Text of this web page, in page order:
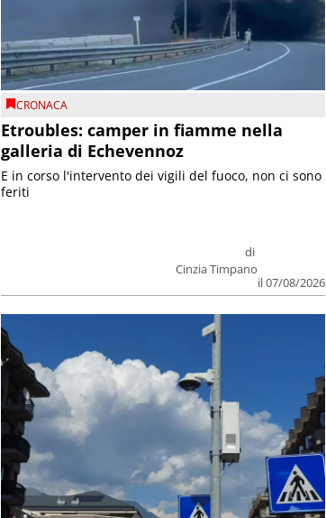
CRONACA
Etroubles: camper in fiamme nella
galleria di Echevennoz
di
Cinzia Timpano
il 07/08/2026
E in corso l'intervento dei vigili del fuoco, non ci sono
feriti